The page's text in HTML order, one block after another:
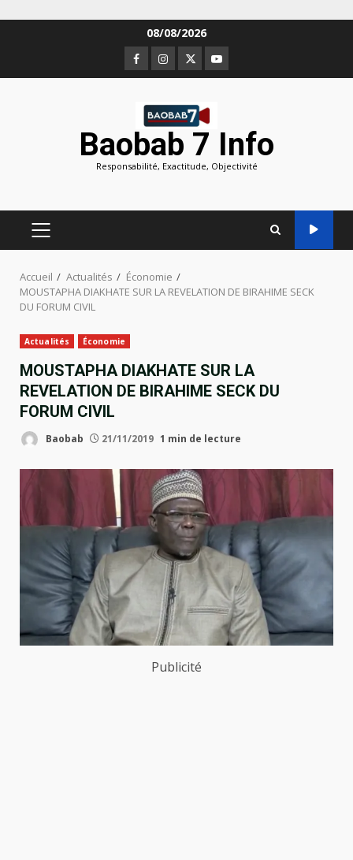
08/08/2026
Facebook
Instagram
TwitterYoutube
Baobab 7 Info
Responsabilité, Exactitude, Objectivité
MENU
PRINCIPAL
Accueil Actualités
Économie
MOUSTAPHA DIAKHATE SUR LA REVELATION DE BIRAHIME SECK
DU FORUM CIVIL
Actualités Économie
MOUSTAPHA DIAKHATE SUR LA
REVELATION DE BIRAHIME SECK DU
FORUM CIVIL
Baobab 21/11/2019 1 min de lecture
Publicité